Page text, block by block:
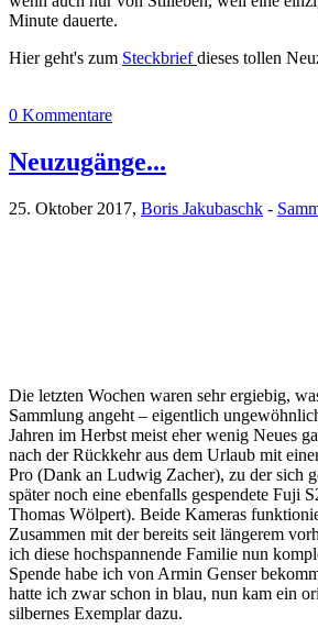
Minute dauerte.
Hier geht's zum Steckbriefdieses tollen
0 Kommentare
Neuzugänge...
25. Oktober 2017, Boris Jakubaschk -
Die letzten Wochen waren sehr ergiebig,
Sammlung angeht – eigentlich
Jahren im Herbst meist eher wenig Neues
nach der Rückkehr aus dem Urlaub mit
Pro (Dank an Ludwig Zacher), zu der sich
später noch eine ebenfalls gespendete Fuji
Thomas Wölpert). Beide Kameras
Zusammen mit der bereits seit längerem
ich diese hochspannende Familie nun
Spende habe ich von Armin Genser
hatte ich zwar schon in blau, nun kam ein
silbernes Exemplar dazu.